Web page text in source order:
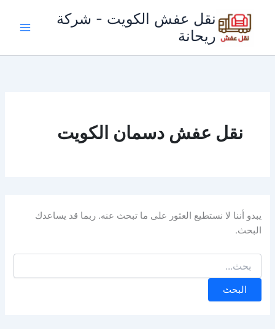
المحتوى
نقل عفش الكويت - شركة
ريحانة
نقل عفش دسمان الكويت
يبدو أننا لا نستطيع العثور على ما تبحث عنه. ربما قد يساعدك
البحث.
عن: